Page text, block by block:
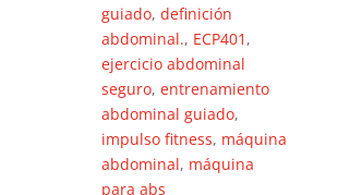
guiado,definición
abdominal., ECP401 ,
ejercicio abdominal
seguro,entrenamiento
abdominal guiado,
impulso fitness, máquina
abdominal, máquina
para abs